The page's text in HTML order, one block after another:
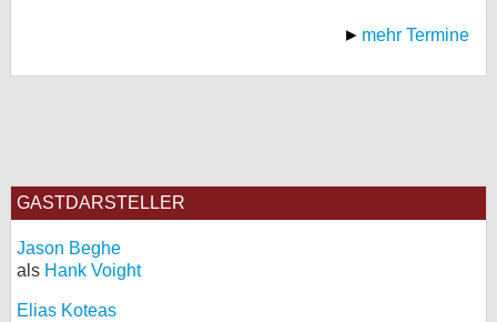
mehr Termine
GASTDARSTELLER
Jason Beghe
als Hank Voight
Elias Koteas